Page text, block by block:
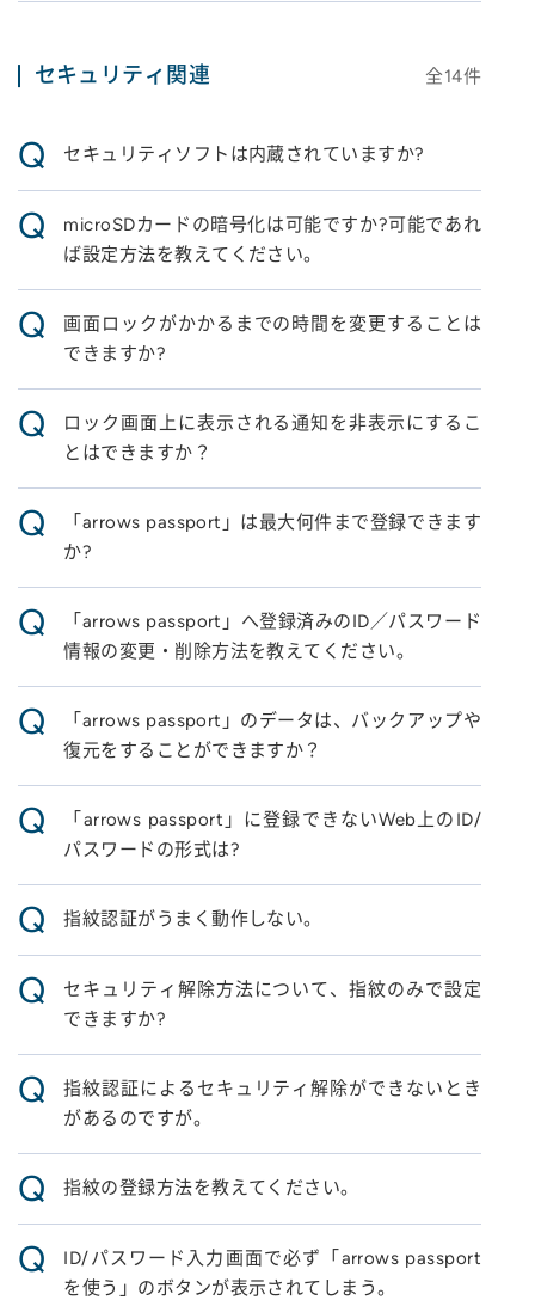
セキュリティ関連 全14件
Q セキュリティソフトは内蔵されていますか?
Q
microSDカードの暗号化は可能ですか?可能であれ
ば設定方法を教えてください。
Q
画面ロックがかかるまでの時間を変更することは
できますか?
Q
ロック画面上に表示される通知を非表示にするこ
とはできますか？
Q
「arrows passport」は最大何件まで登録できます
か?
Q
「arrows passport」へ登録済みのID／パスワード
情報の変更・削除方法を教えてください。
Q
「arrows passport」のデータは、バックアップや
復元をすることができますか？
Q
「arrows passport」に登録できないWeb上のID/
パスワードの形式は?
Q 指紋認証がうまく動作しない。
Q
セキュリティ解除方法について、指紋のみで設定
できますか?
Q
指紋認証によるセキュリティ解除ができないとき
があるのですが。
Q 指紋の登録方法を教えてください。
Q
ID/パスワード入力画面で必ず「arrows passport
を使う」のボタンが表示されてしまう。